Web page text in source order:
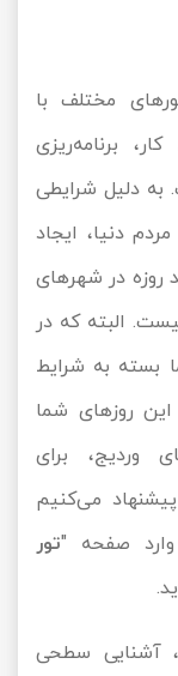
مختلف با
برنامه‌ریزی
به دلیل شرایطی
دنیا، ایجاد
روزه در شهرهای
البته که در
بسته به شرایط
روزهای شما
وردیج، برای
می‌کنیم
صفحه "تور
آشنایی سطحی